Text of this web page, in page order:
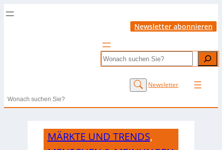
Newsletter abonnieren
Search
Newsletter
Search
MÄRKTE UND TRENDS,